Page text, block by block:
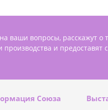
ваши вопросы, расскажут о
производства и предоставят
Союза